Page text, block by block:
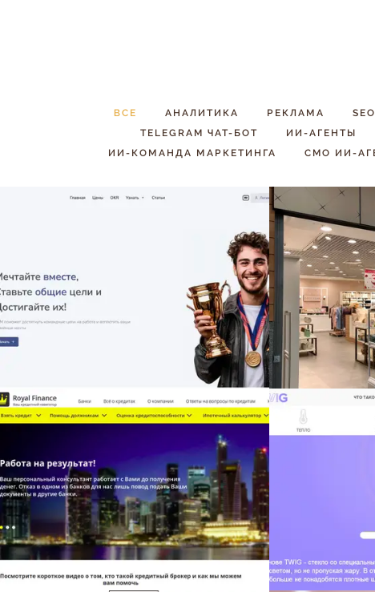
ВСЕ АНАЛИТИКА РЕКЛАМА SEO
TELEGRAM ЧАТ-БОТ
ИИ-АГЕНТЫ
ИИ-КОМАНДА МАРКЕТИНГА
CMO ИИ-